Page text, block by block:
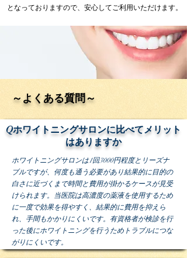
となっておりますので、安心してご利用いただけます。
～よくある質問～
Qホワイトニングサロンに比べてメリット
はありますか
ホワイトニングサロンは1回3000円程度とリーズナ
ブルですが、何度も通う必要があり結果的に目的の
白さに近づくまで時間と費用が掛かるケースが見受
けられます。当医院は高濃度の薬液を使用するため
に一度で効果を得やすく、結果的に費用を抑えら
れ、手間もかかりにくいです。有資格者が検診を行
った後にホワイトニングを行うためトラブルにつな
がりにくいです。